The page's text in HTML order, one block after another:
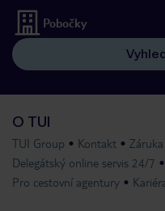
Pobočky
O TUI
TUI Group Kontakt
Delegátský online servis 24/7
Pro cestovní agentury